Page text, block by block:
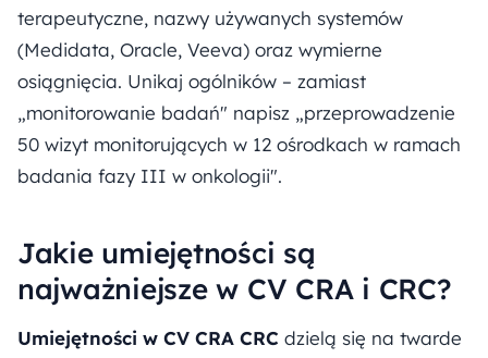
terapeutyczne, nazwy używanych systemów
(Medidata, Oracle, Veeva) oraz wymierne
osiągnięcia. Unikaj ogólników – zamiast
„monitorowanie badań" napisz „przeprowadzenie
50 wizyt monitorujących w 12 ośrodkach w ramach
badania fazy III w onkologii".
Jakie umiejętności są
najważniejsze w CV CRA i CRC?
Umiejętności w CV CRA CRC dzielą się na twarde